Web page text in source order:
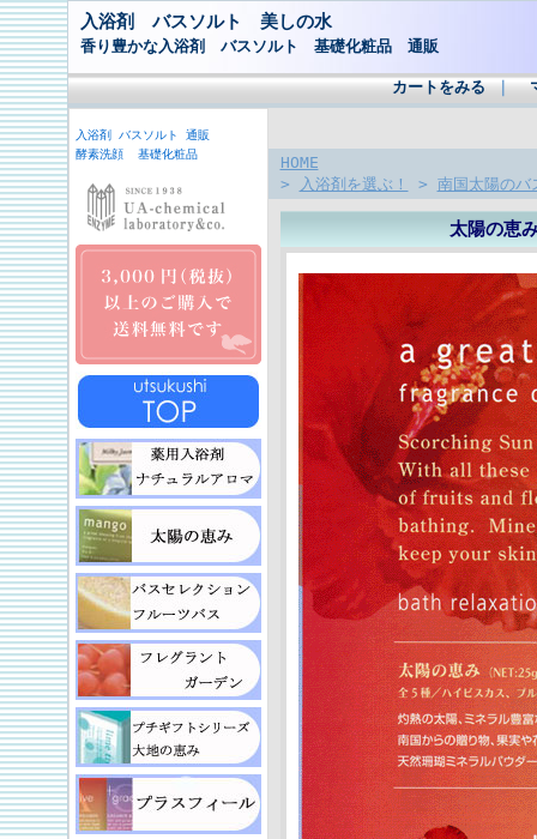
入浴剤 バスソルト 美しの水
香り豊かな入浴剤 バスソルト 基礎化粧品 通販
カートをみる｜
入浴剤 バスソルト 通販
酵素洗顔 基礎化粧品
HOME
>
入浴剤を選ぶ！ > 南国太陽のバ
太陽の恵